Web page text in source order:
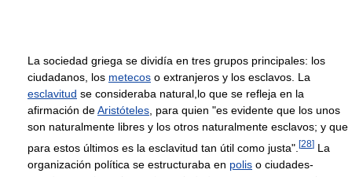
La sociedad griega se dividía en tres grupos principales: los
ciudadanos, los metecos o extranjeros y los esclavos. La
esclavitud se consideraba natural,lo que se refleja en la
afirmación deAristóteles, para quien "es evidente que los unos
son naturalmente libres y los otros naturalmente esclavos; y que
para estos últimos es la esclavitud tan útil como justa". [28] La
organización política se estructuraba en polis o ciudades-